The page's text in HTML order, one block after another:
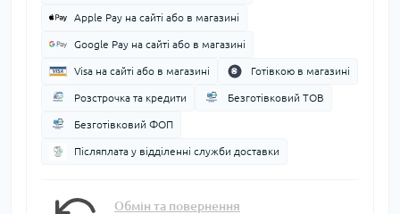
Apple Pay на сайті або в магазині
Google Pay на сайті або в магазині
Visa на сайті або в магазині Готівкою в магазині
Розстрочка та кредити Безготівковий ТОВ
Безготівковий ФОП
Післяплата у відділенні служби доставки
Обмін та повернення